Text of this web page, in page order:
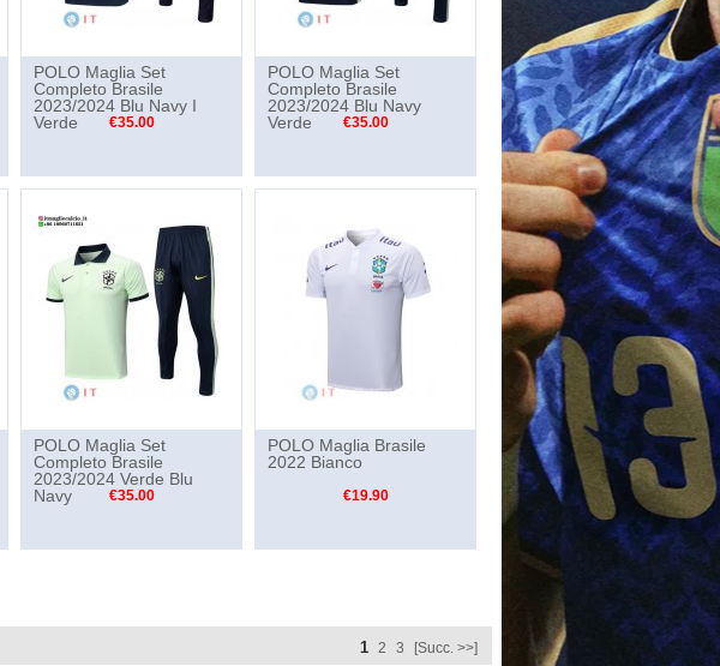
POLO Maglia Set
Completo Brasile
2023/2024 Blu Navy I
Verde
€35.00
POLO Maglia Set
Completo Brasile
2023/2024 Blu Navy
Verde
€35.00
POLO Maglia Set
Completo Brasile
2023/2024 Verde Blu
Navy
€35.00
POLO Maglia Brasile
2022 Bianco
€19.90
1 2 3 [Succ. >>]